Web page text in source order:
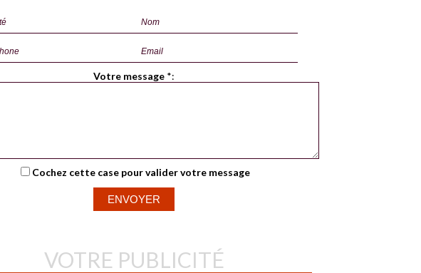
Votre message *:
Cochez cette case pour valider votre message
VOTRE PUBLICITÉ